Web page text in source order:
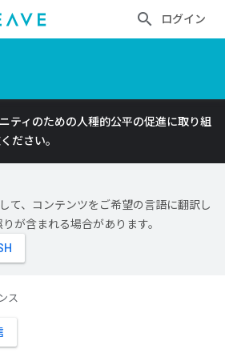
ログイン
ティのための人種的公平の促進に取り組
ださい。
て、コンテンツをご希望の言語に翻訳し
が含まれる場合があります。
ス